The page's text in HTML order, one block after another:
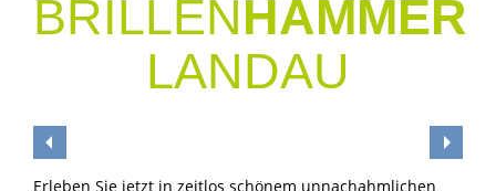
BRILLENHAMMER
LANDAU
Erleben Sie jetzt in zeitlos schönem un­nach­ahm­lichen